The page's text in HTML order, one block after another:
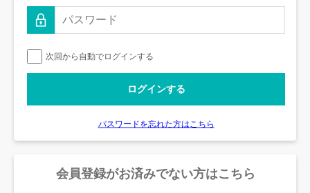
次回から自動でログインする
パスワードを忘れた方はこちら
会員登録がお済みでない方はこちら